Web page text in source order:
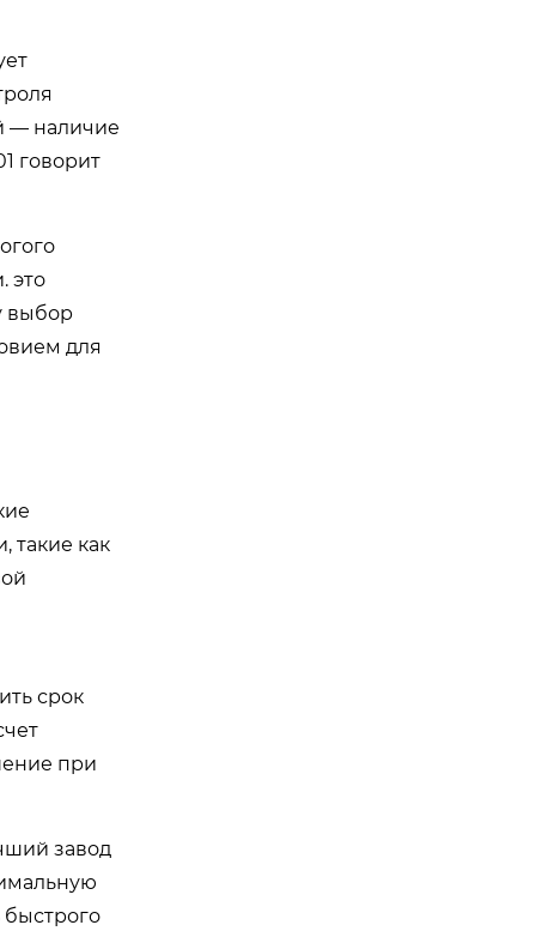
— наличие
говорит
это
выбор
для
такие как
срок
при
завод
быстрого